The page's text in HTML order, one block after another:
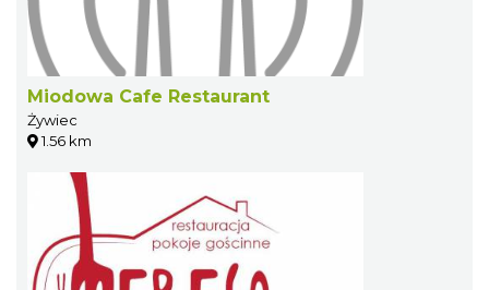
Miodowa Cafe Restaurant
Żywiec
1.56 km